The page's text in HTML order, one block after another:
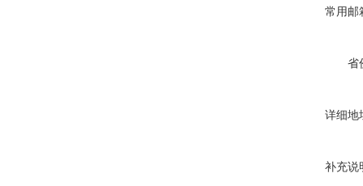
常用邮
省
详细地
补充说